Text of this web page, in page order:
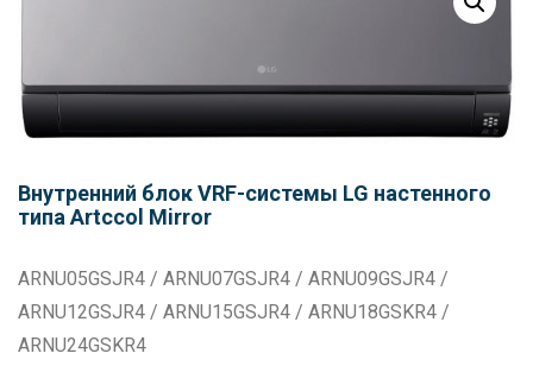
Внутренний блок VRF-системы LG настенного
типа Artccol Mirror
ARNU05GSJR4 / ARNU07GSJR4 / ARNU09GSJR4 /
ARNU12GSJR4 / ARNU15GSJR4 / ARNU18GSKR4 /
ARNU24GSKR4